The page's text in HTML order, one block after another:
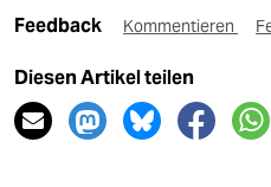
Feedback Kommentieren
Diesen Artikel teilen